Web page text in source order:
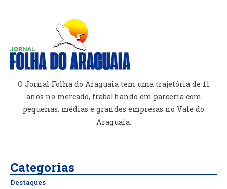
O Jornal Folha do Araguaia tem uma trajetória de 11
anos no mercado, trabalhando em parceria com
pequenas, médias e grandes empresas no Vale do
Araguaia.
Categorias
Destaques